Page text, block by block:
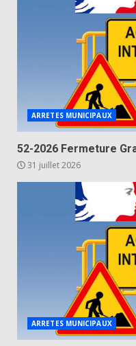
ARRETES MUNICIPAUX
52-2026 Fermeture
31 juillet 2026
ARRETES MUNICIPAUX